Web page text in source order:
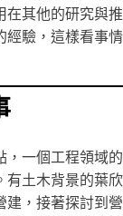
在其他的研究與
驗，這樣看事
一個工程領域
土木背景的葉
，接著探討到